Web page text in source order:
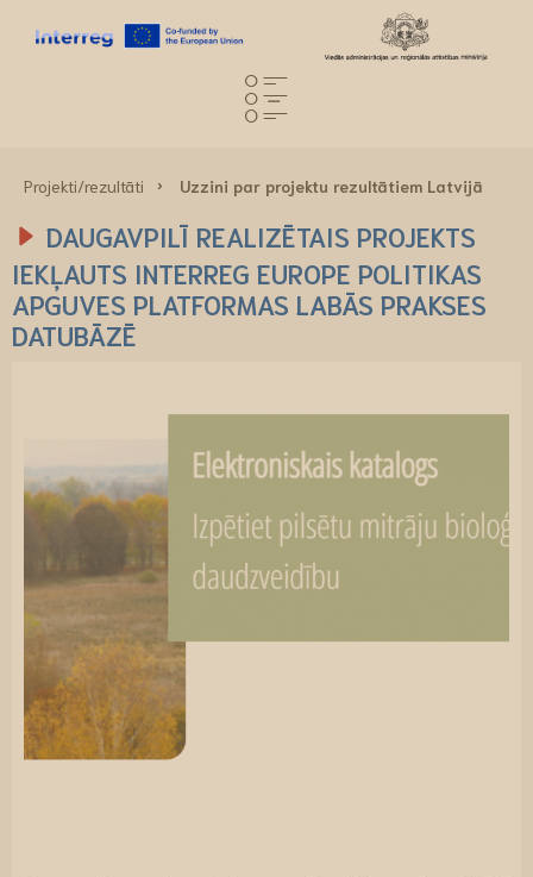
Projekti/rezultāti Uzzini par projektu rezultātiem Latvijā
DAUGAVPILĪ REALIZĒTAIS PROJEKTS
IEKĻAUTS INTERREG EUROPE POLITIKAS
APGUVES PLATFORMAS LABĀS PRAKSES
DATUBĀZĒ